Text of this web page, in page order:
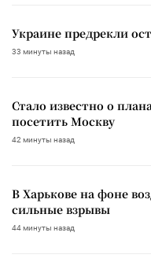
Украине предрекли
33 минуты назад
Стало известно о
посетить Москву
42 минуты назад
В Харькове на фоне
сильные взрывы
44 минуты назад